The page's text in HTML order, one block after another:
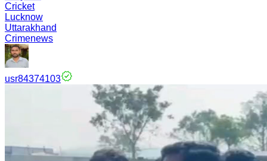
Cricket
Lucknow
Uttarakhand
Crimenews
usr84374103